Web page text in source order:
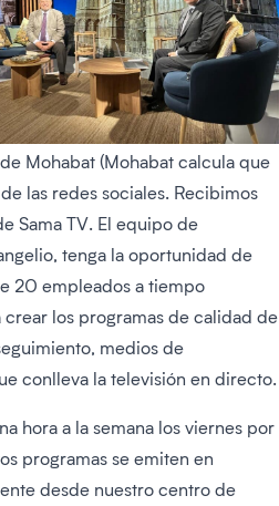
Mohabat (Mohabat calcula que
las redes sociales. Recibimos
Sama TV. El equipo de
tenga la oportunidad de
20 empleados a tiempo
los programas de calidad de
medios de
conlleva la televisión en directo.
hora a la semana los viernes por
programas se emiten en
desde nuestro centro de